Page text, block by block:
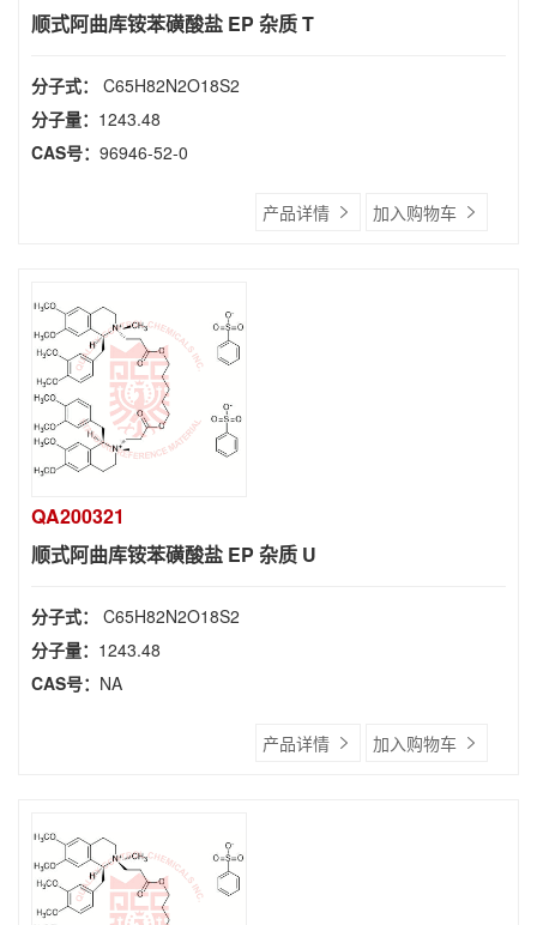
顺式阿曲库铵苯磺酸盐 EP 杂质 T
分子式： C65H82N2O18S2
分子量： 1243.48
CAS号： 96946-52-0
产品详情 加入购物车
QA200321
顺式阿曲库铵苯磺酸盐 EP 杂质 U
分子式： C65H82N2O18S2
分子量： 1243.48
CAS号： NA
产品详情 加入购物车